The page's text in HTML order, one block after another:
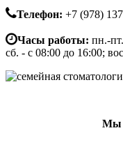
Телефон: +7 (978)
Часы работы: пн.-
сб. - с 08:00 до 16:00;
Мы